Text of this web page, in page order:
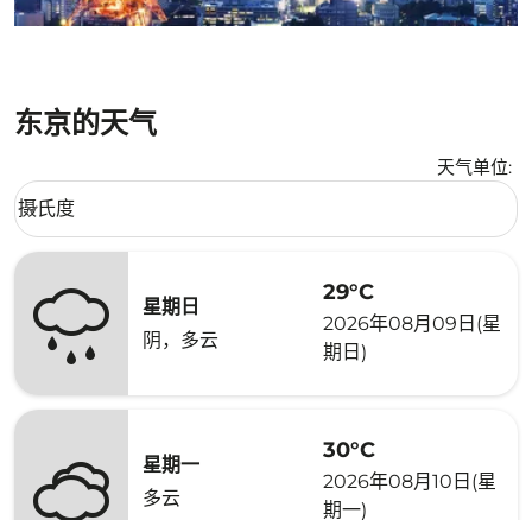
东京的天气
天气单位:
Weather unit option 摄氏度 Selected
摄氏度
keyboard_arrow_down
星期日
阴，多云
29°C
2026年08月09日(星
期日)
星期一
多云
30°C
2026年08月10日(星
期一)